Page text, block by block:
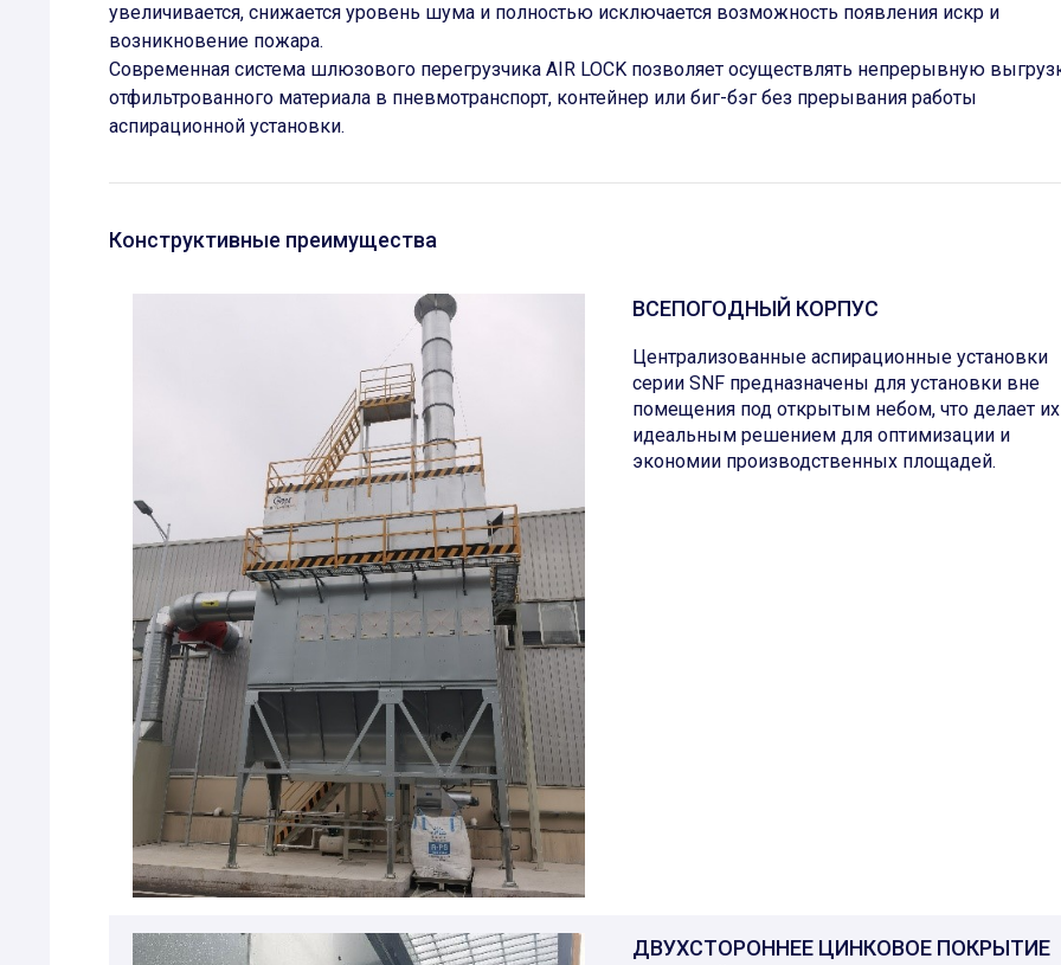
увеличивается, снижается уровень шума и полностью исключается возможность появления искр и
возникновение пожара.
Современная система шлюзового перегрузчика AIR LOCK позволяет осуществлять непрерывную
отфильтрованного материала в пневмотранспорт, контейнер или биг-бэг без прерывания работы
аспирационной установки.
Конструктивные преимущества
ВСЕПОГОДНЫЙ КОРПУС
Централизованные аспирационные установки
серии SNF предназначены для установки вне
помещения под открытым небом, что делает их
идеальным решением для оптимизации и
экономии производственных площадей.
ДВУХСТОРОННЕЕ ЦИНКОВОЕ ПОКРЫТИЕ